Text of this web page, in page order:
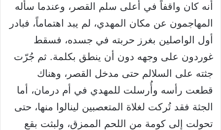
أنه كان واقفاً في أعلى سلم القصر، وعندما سأله
المهاجمون عن مكان المهدي، لم يبد اهتماماً، فبادر
أول الواصلين بغرز حربته في جسده، فسقط
غوردون على وجهه دون أن ينطق بكلمة. ثم جُرّت
جثته على السلالم حتى مدخل القصر، وهناك
قطعت رأسه وأُرسلت للمهدي في أم درمان، أما
الجثة فقد تُركت لغلاة المتعصبين لينالوا منها، حتى
تحولت إلى كومة من اللحم الممزق، ولبثت بقع